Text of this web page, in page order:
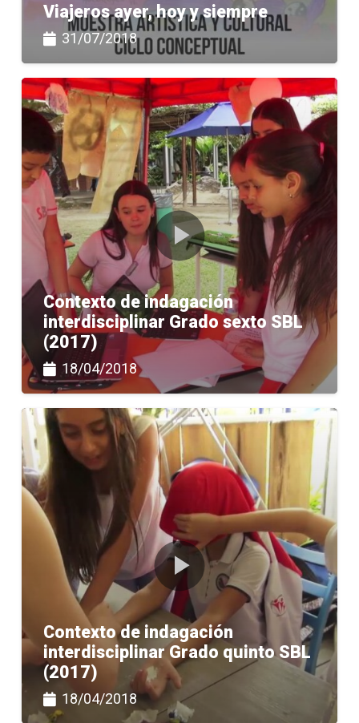
Viajeros ayer, hoy y siempre
31/07/2018
Contexto de indagación
interdisciplinar Grado sexto SBL
(2017)
18/04/2018
Contexto de indagación
interdisciplinar Grado quinto SBL
(2017)
18/04/2018